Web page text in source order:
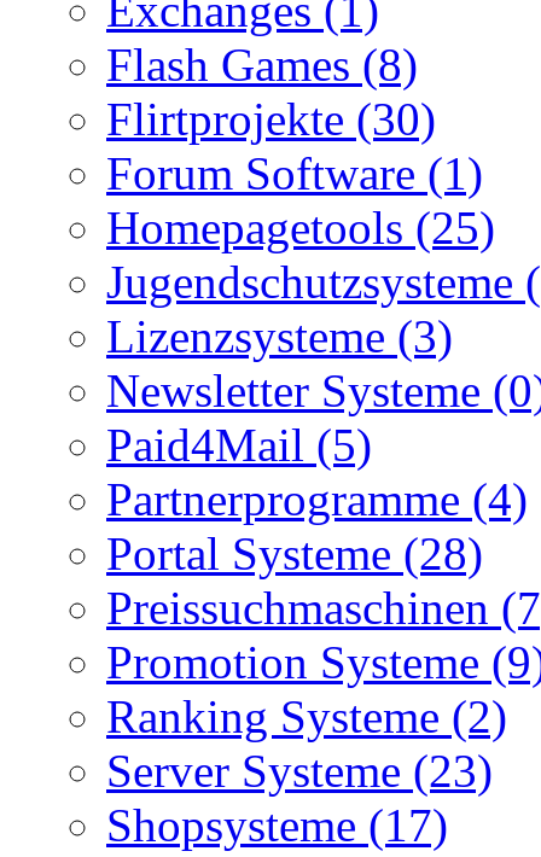
Flash Games (8)
Flirtprojekte (30)
Forum Software (1)
Homepagetools (25)
Jugendschutzsysteme
Lizenzsysteme (3)
Newsletter Systeme
Paid4Mail (5)
Partnerprogramme (4)
Portal Systeme (28)
Preissuchmaschinen
Promotion Systeme
Ranking Systeme (2)
Server Systeme (23)
Shopsysteme (17)